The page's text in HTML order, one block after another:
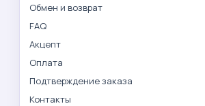
Обмен и возврат
FAQ
Акцепт
Оплата
Подтверждение заказа
Контакты